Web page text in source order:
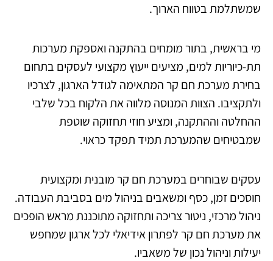
שמשתלמת בטווח הארוך.
מי בראשית, בתור מומחים בהתקנה ואספקת מערכות
תת-כיוריות למים, מציעים ייעוץ מקצועי לעסקים בתחום
בחירת מערכת חם קר המתאימה לגודל הארגון, לצרכיו
ולתקציבו. הצוות המנוסה מלווה את הלקוח בכל שלבי
ההחלטה וההתקנה, ומציע חוזי תחזוקה שוטפת
שמבטיחים שהמערכת תמיד תפקד כראוי.
עסקים שבוחרים במערכת חם קר מובנית ומקצועית
חוסכים זמן, כסף ומשאבים בניהול מים בסביבת העבודה.
ניהול מרכזי, ניטור צריכה ותחזוקה מתוכננת מראש הופכים
את מערכת חם קר לפתרון אידיאלי לכל ארגון שמחפש
יעילות וניהול נכון של משאביו.